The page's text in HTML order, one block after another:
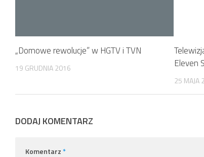
„Domowe rewolucje” w HGTV i TVN
19 GRUDNIA 2016
Eleven
25 MAJA
DODAJ KOMENTARZ
Komentarz*